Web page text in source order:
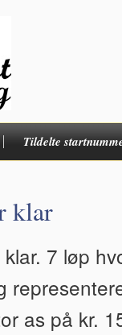
Tildelte
klar
7 løp
as på kr.